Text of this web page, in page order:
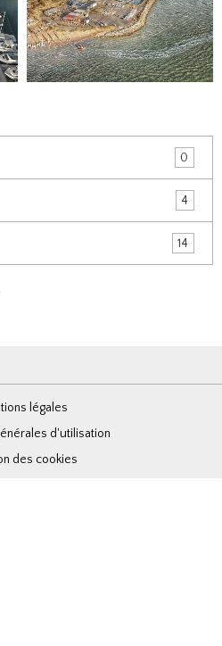
0
4
14
légales
d'utilisation
des cookies